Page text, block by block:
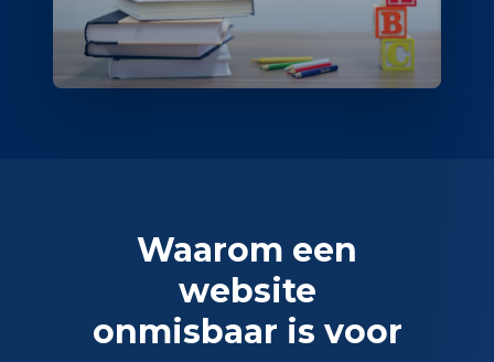
Waarom een
website
onmisbaar is voor